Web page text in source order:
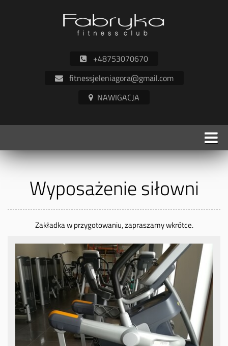
+48753070670
fitnessjeleniagora@gmail.com
Wyposażenie siłowni
Zakładka w przygotowaniu, zapraszamy wkrótce.